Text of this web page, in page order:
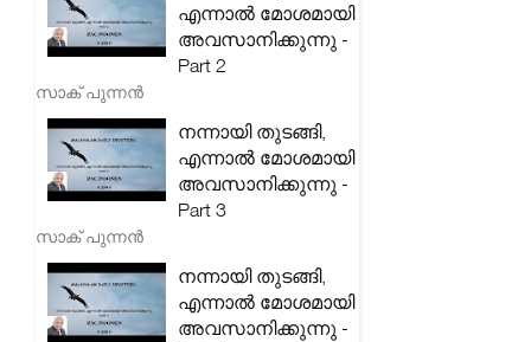
എന്നാൽ മോശമായി
അവസാനിക്കുന്നു -
Part 2
സാക് പുന്നൻ
നന്നായി തുടങ്ങി,
എന്നാൽ മോശമായി
അവസാനിക്കുന്നു -
Part 3
സാക് പുന്നൻ
നന്നായി തുടങ്ങി,
എന്നാൽ മോശമായി
അവസാനിക്കുന്നു -